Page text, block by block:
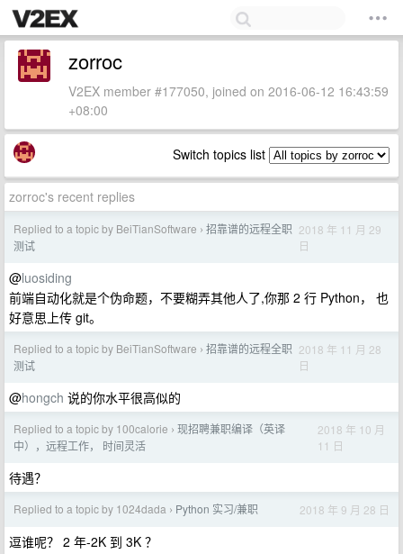
zorroc
V2EX member #177050, joined on 2016-06-12 16:43:59
+08:00
Switch topics list
zorroc's recent replies
Replied to a topic by BeiTianSoftware › 招靠谱的远程全职
测试
2018 年 11 月 29
日
@luosiding
前端自动化就是个伪命题，不要糊弄其他人了,你那 2 行 Python， 也
好意思上传 git。
Replied to a topic by BeiTianSoftware › 招靠谱的远程全职
测试
2018 年 11 月 28
日
@hongch 说的你水平很高似的
Replied to a topic by 100calorie › 现招聘兼职编译（英译
中），远程工作， 时间灵活
2018 年 10 月
11 日
待遇？
Replied to a topic by 1024dada › Python 实习/兼职 2018 年 9 月 28 日
逗谁呢？ 2 年-2K 到 3K ？